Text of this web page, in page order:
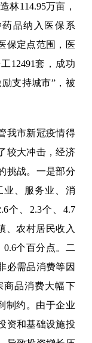
林114.95万亩，
药品纳入医保系
保定点范围，医
12491套，成功
支持城市”，被
我市新冠疫情得
较大冲击，经济
挑战。一是部分
业、服务业、消
个、2.3个、4.7
、农村居民收入
个百分点。二
必需品消费等因
商品消费大幅下
制约。由于企业
资和基础设施投